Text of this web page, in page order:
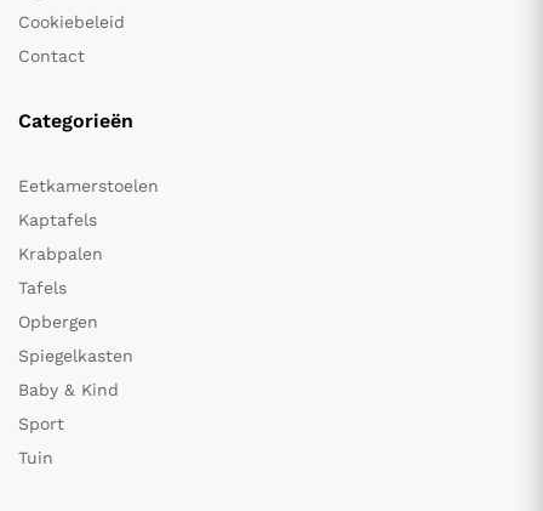
Cookiebeleid
Contact
Categorieën
Eetkamerstoelen
Kaptafels
Krabpalen
Tafels
Opbergen
Spiegelkasten
Baby & Kind
Sport
Tuin